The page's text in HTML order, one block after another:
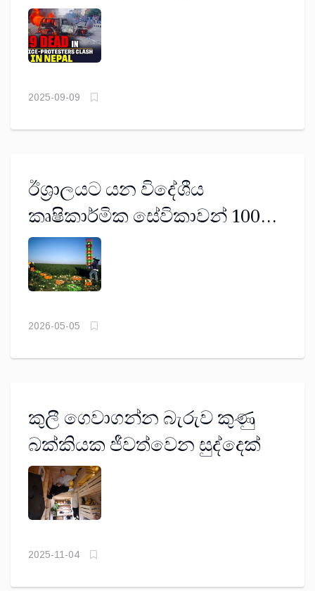
මාධ්‍ය තහනම ඉවත් කරයි
2025-09-09
ඊශ්‍රාලයට යන විදේශීය
කෘෂිකාර්මික සේවිකාවන් 100%
ක් ලිංගික අතවරවලට ලක්ව වේ
2026-05-05
කුලී ගෙවාගන්න බැරුව කුණු
බක්කියක ජීවත්වෙන සුද්දෙක්
2025-11-04